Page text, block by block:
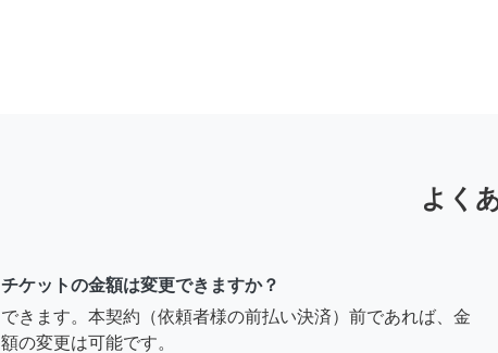
よく
チケットの金額は変更できますか？
できます。本契約（依頼者様の前払い決済）前であれば、金
額の変更は可能です。